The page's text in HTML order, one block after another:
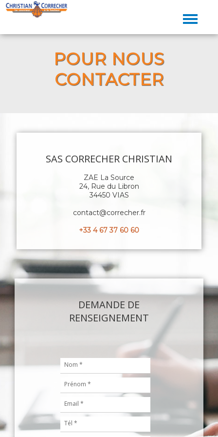
POUR NOUS
CONTACTER
SAS CORRECHER CHRISTIAN
ZAE La Source
24, Rue du Libron
34450 VIAS
contact@correcher.fr
+33 4 67 37 60 60
DEMANDE DE
RENSEIGNEMENT